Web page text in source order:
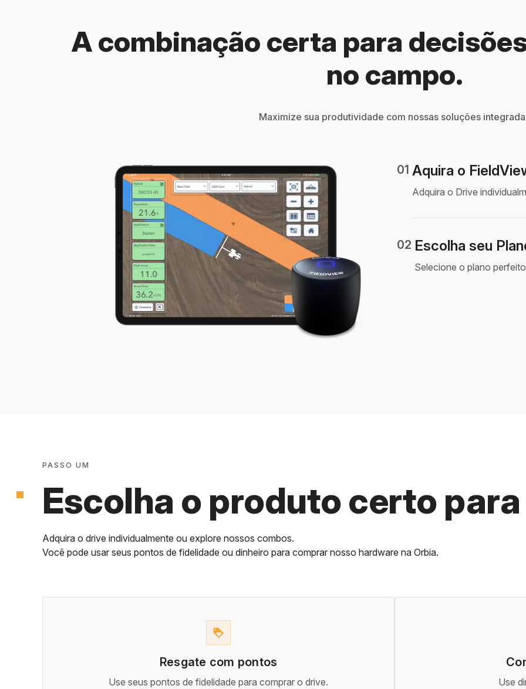
A combinação certa para
no campo.
Maximize sua produtividade com nossas soluções
01 Aquira o
Adquira o Drive
02 Escolha seu
Selecione o plano
PASSO UM
Escolha o produto certo
Adquira o drive individualmente ou explore nossos combos.
Você pode usar seus pontos de fidelidade ou dinheiro para comprar nosso hardware na Orbia.
loyalty
Resgate com pontos
Use seus pontos de fidelidade para comprar o drive. Use